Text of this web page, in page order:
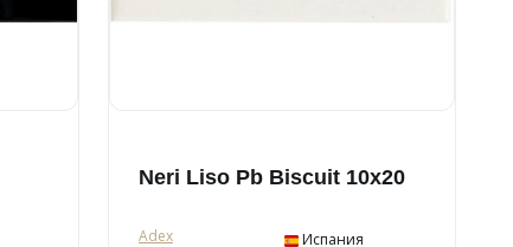
Neri Liso Pb Biscuit 10x20
Adex Испания